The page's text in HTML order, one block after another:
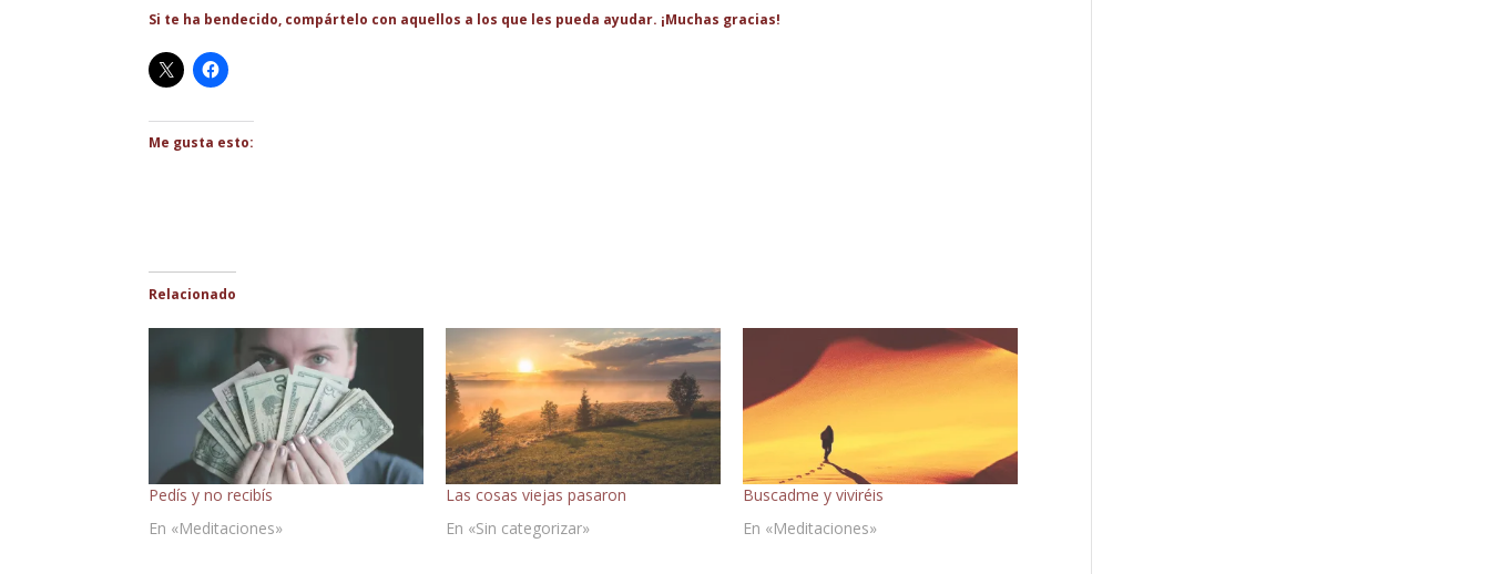
Si te ha bendecido, compártelo con aquellos a los que les pueda ayudar. ¡Muchas gracias!
Me gusta esto:
Relacionado
Pedís y no recibís
En «Meditaciones»
Las cosas viejas pasaron
En «Sin categorizar»
Buscadme y viviréis
En «Meditaciones»